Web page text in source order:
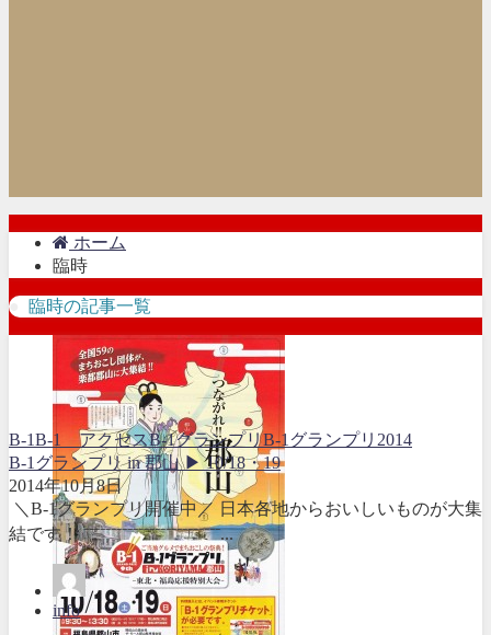
ホーム
臨時
臨時の記事一覧
B-1B-1 アクセスB-1グランプリB-1グランプリ2014
B-1グランプリ in 郡山 ▶ 10/18・19
2014年10月8日
＼B-1グランプリ開催中／ 日本各地からおいしいものが大集
結です！ ⁻⁻⁻⁻⁻⁻⁻⁻⁻⁻⁻⁻⁻⁻⁻⁻⁻⁻⁻⁻⁻⁻⁻⁻⁻...
info